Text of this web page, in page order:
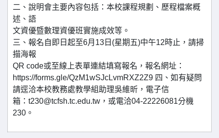
二、說明會主要內容包括：本校課程規劃、歷程檔案概
述、語
文資優暨數理資優班實施成效等。
三、報名自即日起至6月13日(星期五)中午12時止，請掃
描海報
QR code或至線上表單連結填寫報名，報名網址：
https://forms.gle/QzM1wSJcLvmRXZ2Z9 四、如有疑問
請逕洽本校教務處教學組助理吳維昕，電子信
箱：t230@tcfsh.tc.edu.tw，或電洽04-22226081分機
230。